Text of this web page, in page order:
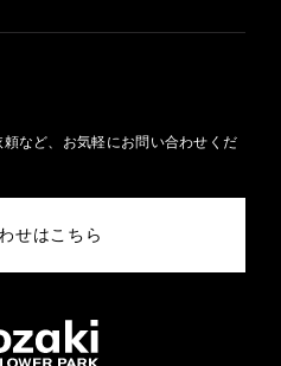
など、お気軽にお問い合わせくだ
せはこちら